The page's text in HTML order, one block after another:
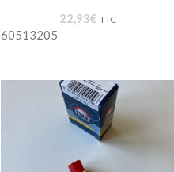
22,93€ TTC
60513205